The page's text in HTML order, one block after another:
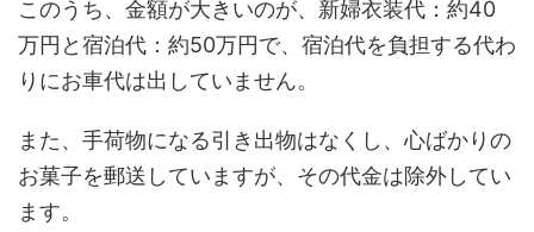
このうち、金額が大きいのが、新婦衣装代：約40
万円と宿泊代：約50万円で、宿泊代を負担する代わ
りにお車代は出していません。
また、手荷物になる引き出物はなくし、心ばかりの
お菓子を郵送していますが、その代金は除外してい
ます。